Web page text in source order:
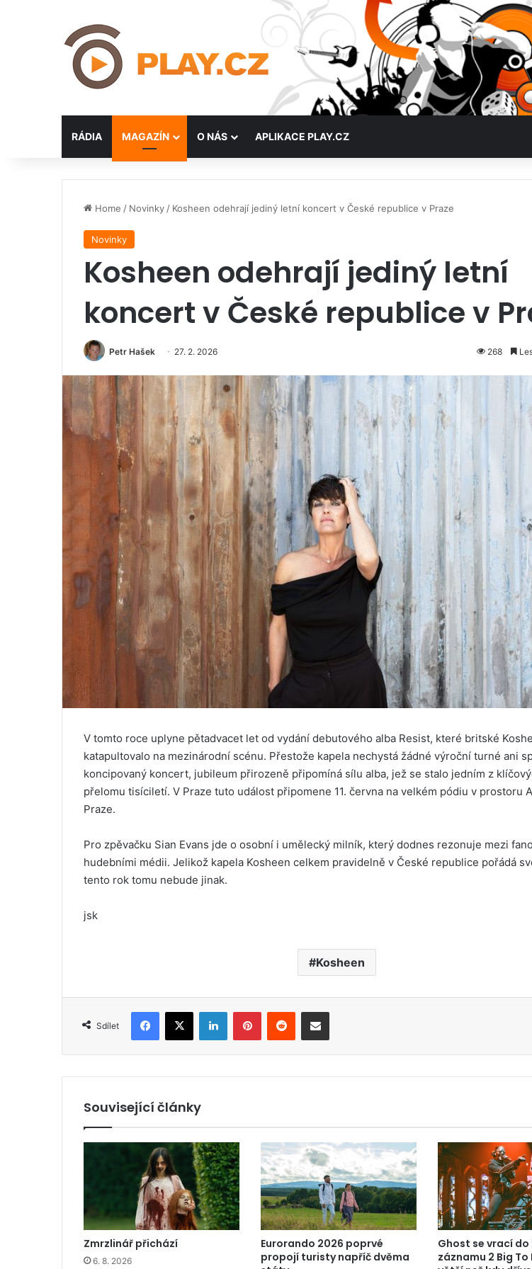
RÁDIA MAGAZÍN O NÁS APLIKACE PLAY.CZ
Home / Novinky / Kosheen odehrají jediný letní koncert v České republice v Praze
Novinky
Kosheen odehrají jediný letní
koncert v České republice v
Petr Hašek 27. 2. 2026 268
V tomto roce uplyne pětadvacet let od vydání debutového alba Resist, které britské
katapultovalo na mezinárodní scénu. Přestože kapela nechystá žádné výroční turné ani
koncipovaný koncert, jubileum přirozeně připomíná sílu alba, jež se stalo jedním z
přelomu tisíciletí. V Praze tuto událost připomene 11. června na velkém pódiu v prostoru
Praze.
Pro zpěvačku Sian Evans jde o osobní i umělecký milník, který dodnes rezonuje mezi
hudebními médii. Jelikož kapela Kosheen celkem pravidelně v České republice pořádá
tento rok tomu nebude jinak.
jsk
Kosheen
Sdílet
Související články
Zmrzlinář přichází
6. 8. 2026
Eurorando 2026 poprvé
propojí turisty napříč dvěma
Ghost se vrací do
záznamu 2 Big To